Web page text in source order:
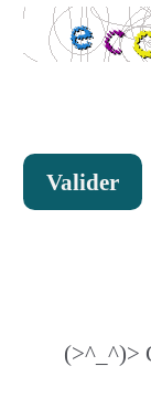
Valider
(>^_^)>